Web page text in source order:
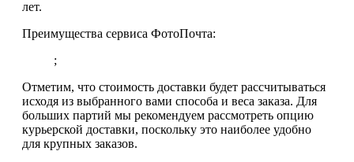
лет.
Преимущества сервиса ФотоПочта:
;
Отметим, что стоимость доставки будет рассчитываться
исходя из выбранного вами способа и веса заказа. Для
больших партий мы рекомендуем рассмотреть опцию
курьерской доставки, поскольку это наиболее удобно
для крупных заказов.